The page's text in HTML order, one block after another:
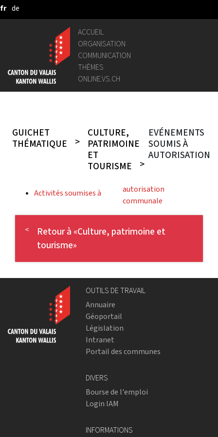
Saut au contenu principal
fr de
ACCUEIL
ORGANISATION
COMMUNICATION
THÈMES
ONLINE.VS.CH
GUICHET
THÉMATIQUE
CULTURE,
PATRIMOINE
ET
TOURISME
EVÉNEMENTS
SOUMIS À
AUTORISATION
Activités soumises à
autorisation
communale
Retour à «Culture, patrimoine et
tourisme»
OUTILS DE TRAVAIL
Annuaire
Géoportail
Législation
Intranet
Portail des communes
DIVERS
Bourse de l'emploi
Login IAM
INFORMATIONS